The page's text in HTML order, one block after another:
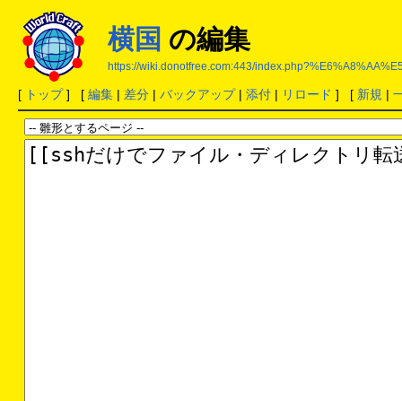
横国 の編集
https://wiki.donotfree.com:443/
[ トップ] [ 編集| 差分| バックアップ| 添付| リロード ] [ 新規 |